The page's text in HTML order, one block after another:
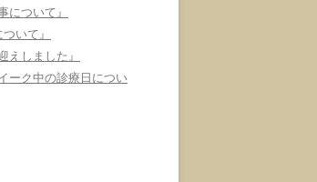
について』
いて』
えしました』
ーク中の診療日につい